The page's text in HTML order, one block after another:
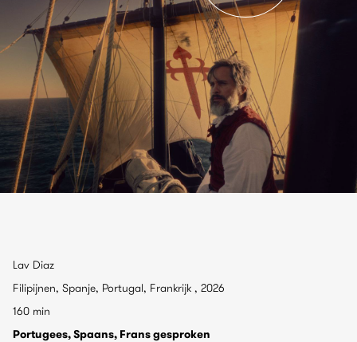
Lav Diaz
Filipijnen, Spanje, Portugal, Frankrijk , 2026
160 min
Portugees, Spaans, Frans gesproken